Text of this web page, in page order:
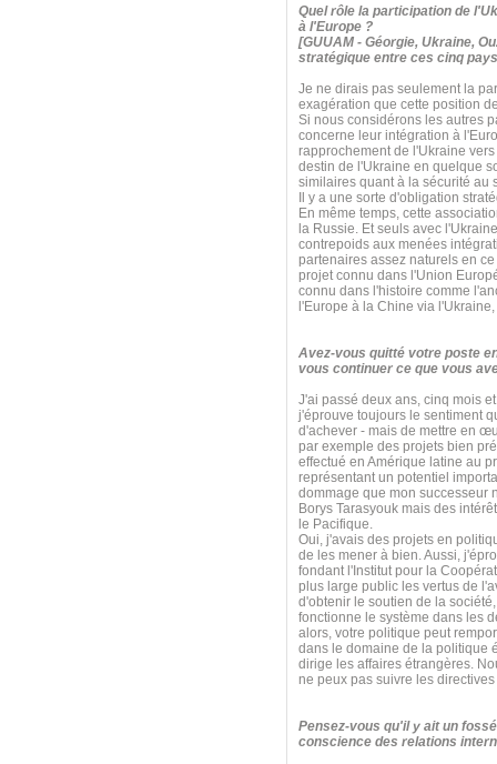
Quel rôle la participation de
à l'Europe ?
[GUUAM - Géorgie, Ukraine,
stratégique entre ces cinq
Je ne dirais pas seulement la
exagération que cette position
Si nous considérons les autres
concerne leur intégration à
rapprochement de l'Ukraine
destin de l'Ukraine en quelque
similaires quant à la sécurité au
Il y a une sorte d'obligation
En même temps, cette
la Russie. Et seuls avec
contrepoids aux menées
partenaires assez naturels en
projet connu dans l'Union
connu dans l'histoire comme
l'Europe à la Chine via
Avez-vous quitté votre poste
vous continuer ce que vous
J'ai passé deux ans, cinq mois
j'éprouve toujours le sentiment
d'achever - mais de mettre en
par exemple des projets bien
effectué en Amérique latine au
représentant un potentiel
dommage que mon successeur
Borys Tarasyouk mais des
le Pacifique.
Oui, j'avais des projets en
de les mener à bien. Aussi,
fondant l'Institut pour la
plus large public les vertus de
d'obtenir le soutien de la
fonctionne le système dans les
alors, votre politique peut
dans le domaine de la politique
dirige les affaires étrangères.
ne peux pas suivre les
Pensez-vous qu'il y ait un
conscience des relations